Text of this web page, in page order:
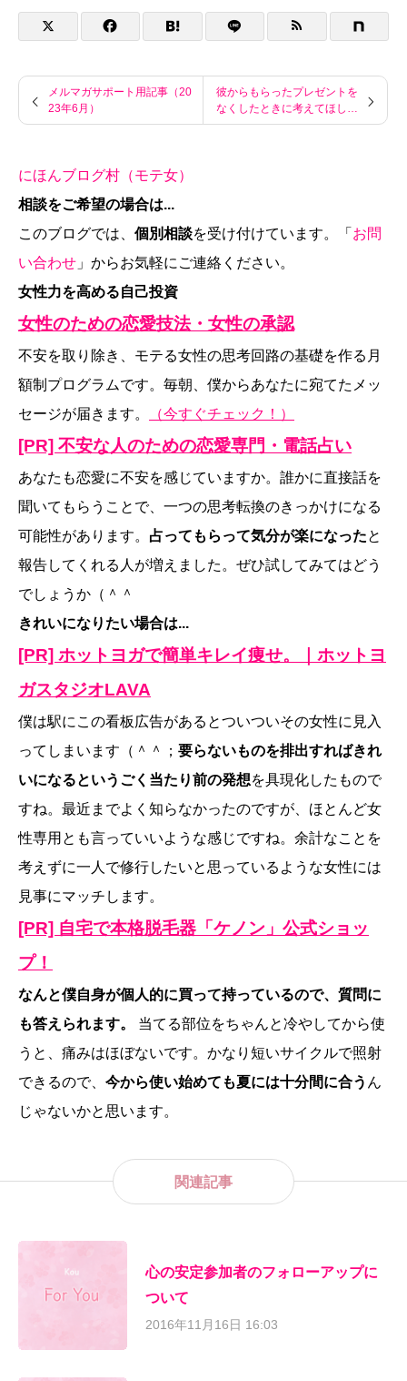
メルマガサポート用記事（20
23年6月）
彼からもらったプレゼントを
なくしたときに考えてほしい
こと
にほんブログ村（モテ女）
相談をご希望の場合は...
このブログでは、 個別相談を受け付けています。「 お問
い合わせ 」からお気軽にご連絡ください。
女性力を高める自己投資
女性のための恋愛技法・女性の承認
不安を取り除き、モテる女性の思考回路の基礎を作る月
額制プログラムです。毎朝、僕からあなたに宛てたメッ
セージが届きます。
（今すぐチェック！）
[PR] 不安な人のための恋愛専門・電話占い
あなたも恋愛に不安を感じていますか。誰かに直接話を
聞いてもらうことで、一つの思考転換のきっかけになる
可能性があります。 占ってもらって気分が楽になったと
報告してくれる人が増えました。ぜひ試してみてはどう
でしょうか（＾＾
きれいになりたい場合は...
[PR] ホットヨガで簡単キレイ痩せ。｜ホットヨ
ガスタジオLAVA
僕は駅にこの看板広告があるとついついその女性に見入
ってしまいます（＾＾； 要らないものを排出すればきれ
いになるというごく当たり前の発想を具現化したもので
すね。最近までよく知らなかったのですが、ほとんど女
性専用とも言っていいような感じですね。余計なことを
考えずに一人で修行したいと思っているような女性には
見事にマッチします。
[PR] 自宅で本格脱毛器「ケノン」公式ショッ
プ！
なんと僕自身が個人的に買って持っているので、質問に
も答えられます。
当てる部位をちゃんと冷やしてから使
うと、痛みはほぼないです。かなり短いサイクルで照射
できるので、 今から使い始めても夏には十分間に合う ん
じゃないかと思います。
関連記事
心の安定参加者のフォローアップに
ついて
2016年11月16日 16:03